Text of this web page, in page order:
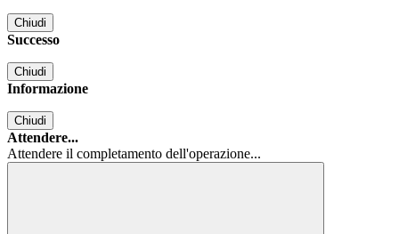
Chiudi
Successo
Chiudi
Informazione
Chiudi
Attendere...
Attendere il completamento dell'operazione...